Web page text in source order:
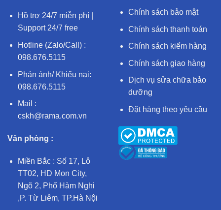
Hồ trợ 24/7 miễn phí |
Support 24/7 free
Hotline (Zalo/Call) :
098.676.5115
Phản ánh/ Khiếu nại:
098.676.5115
Mail :
cskh@rama.com.vn
Văn phòng :
Miền Bắc : Số 17, Lô
TT02, HD Mon City,
Ngõ 2, Phố Hàm Nghi
,P. Từ Liêm, TP.Hà Nội
Chính sách bảo mật
Chính sách thanh toán
Chính sách kiểm hàng
Chính sách giao hàng
Dịch vụ sửa chữa bảo
dưỡng
Đặt hàng theo yêu cầu